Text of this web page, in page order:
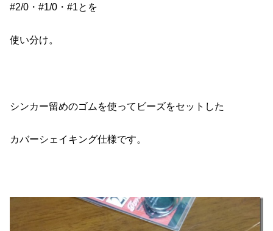
#2/0・#1/0・#1とを
使い分け。
シンカー留めのゴムを使ってビーズをセットした
カバーシェイキング仕様です。